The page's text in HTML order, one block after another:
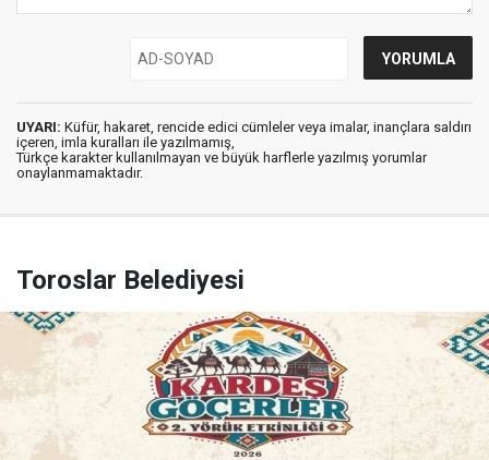
UYARI: Küfür, hakaret, rencide edici cümleler veya imalar, inançlara saldırı
içeren, imla kuralları ile yazılmamış,
Türkçe karakter kullanılmayan ve büyük harflerle yazılmış yorumlar
onaylanmamaktadır.
Toroslar Belediyesi